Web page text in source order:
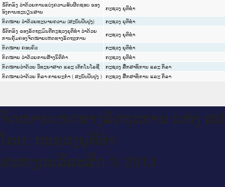
ຂໍ້ຕົກລົງ ວ່າດ້ວຍການແບ່ງຄວາມຮັບຜິດຊອບ ຂອງ
ອົງການທະບຽນສານ
ກະຊວງ ຍຸຕິທໍາ
ກົດໝາຍ ວ່າດ້ວຍທະນາຍຄວາມ (ສະບັບປັບປຸງ)
ກະຊວງ ຍຸຕິທໍາ
ຂໍ້ຕົກລົງ ຂອງລັດຖະມົນຕີກະຊວງຍຸຕິທຳ ວ່າດ້ວຍ
ການຄຸ້ມຄອງຈົດໝາຍເຫດທາງລັດຖະການ
ກະຊວງ ຍຸຕິທໍາ
ກົດໝາຍ ຄອບຄົວ
ກະຊວງ ຍຸຕິທໍາ
ກົດໝາຍ ວ່າດ້ວຍການສ້າງນິຕິກໍາ
ກະຊວງ ຍຸຕິທໍາ
ກົດໝາຍວ່າດ້ວຍ ວິທະຍາສາດ ແລະ ເຕັກໂນໂລຊີ
ກະຊວງ ສຶກສາທິການ ແລະ ກິລາ
ກົດໝາຍວ່າດ້ວຍ ກິລາ-ກາຍຍະກຳ ( ສະບັບປັບປຸງ ) ກະຊວງ ສຶກສາທິການ ແລະ ກິລາ
ຈົດ​ໝາຍ​ເຫດ​ທາງ​ລັດ​ຖະ​ການ ແຫ່ງ ສ​
ໂດຍ: ກະ​ຊວງຍຸ​ຕິ​ທຳ
ສະ​ຫງວນ​ລິ​ຂະ​ສິດ © 2013